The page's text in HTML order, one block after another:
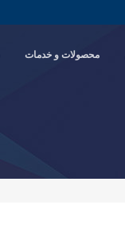
محصولات و خدمات